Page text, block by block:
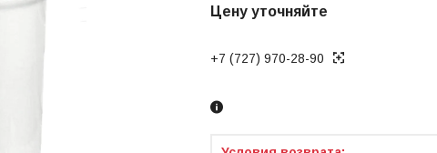
Цену уточняйте
+7 (727) 970-28-90